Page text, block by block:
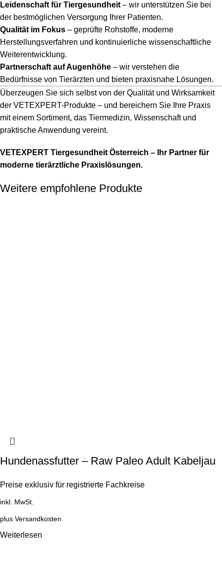
Leidenschaft für Tiergesundheit – wir unterstützen Sie bei
der bestmöglichen Versorgung Ihrer Patienten.
Qualität im Fokus – geprüfte Rohstoffe, moderne
Herstellungsverfahren und kontinuierliche wissenschaftliche
Weiterentwicklung.
Partnerschaft auf Augenhöhe – wir verstehen die
Bedürfnisse von Tierärzten und bieten praxisnahe Lösungen.
Überzeugen Sie sich selbst von der Qualität und Wirksamkeit
der VETEXPERT-Produkte – und bereichern Sie Ihre Praxis
mit einem Sortiment, das Tiermedizin, Wissenschaft und
praktische Anwendung vereint.
VETEXPERT Tiergesundheit Österreich – Ihr Partner für
moderne tierärztliche Praxislösungen.
Weitere empfohlene Produkte
Hundenassfutter – Raw Paleo Adult Kabeljau
Preise exklusiv für registrierte Fachkreise
inkl. MwSt.
plus Versandkosten
Weiterlesen